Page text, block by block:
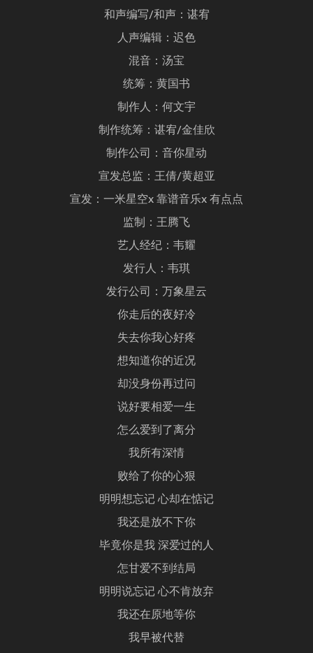
和声编写/和声：谌宥
人声编辑：迟色
混音：汤宝
统筹：黄国书
制作人：何文宇
制作统筹：谌宥/金佳欣
制作公司：音你星动
宣发总监：王倩/黄超亚
宣发：一米星空x 靠谱音乐x 有点点
监制：王腾飞
艺人经纪：韦耀
发行人：韦琪
发行公司：万象星云
你走后的夜好冷
失去你我心好疼
想知道你的近况
却没身份再过问
说好要相爱一生
怎么爱到了离分
我所有深情
败给了你的心狠
明明想忘记 心却在惦记
我还是放不下你
毕竟你是我 深爱过的人
怎甘爱不到结局
明明说忘记 心不肯放弃
我还在原地等你
我早被代替